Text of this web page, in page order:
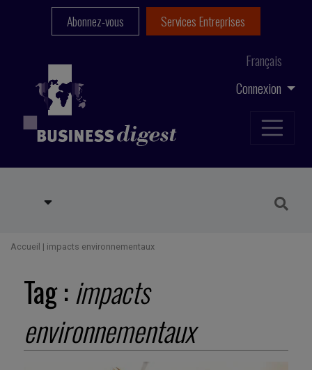
Connexion
Français
Abonnez-vous Services Entreprises
Accueil | impacts environnementaux
Tag :impacts
environnementaux